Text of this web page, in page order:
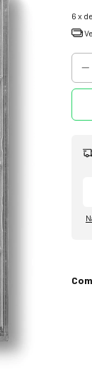
6 x de